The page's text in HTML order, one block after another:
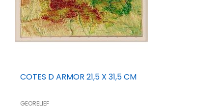
COTES D ARMOR 21,5 X 31,5 CM
GEORELIEF